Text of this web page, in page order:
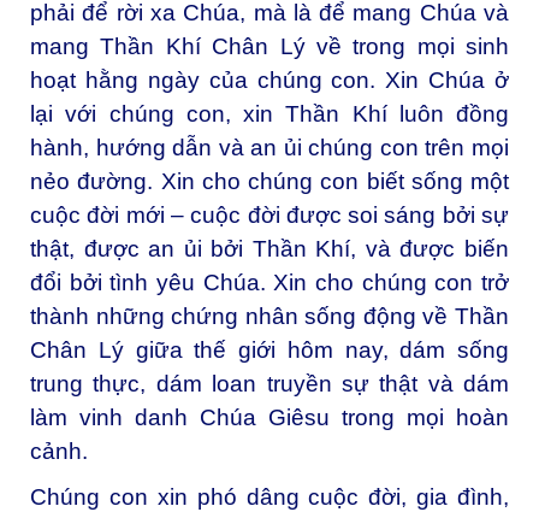
phải để rời xa Chúa, mà là để mang Chúa và
mang Thần Khí Chân Lý về trong mọi sinh
hoạt hằng ngày của chúng con. Xin Chúa ở
lại với chúng con, xin Thần Khí luôn đồng
hành, hướng dẫn và an ủi chúng con trên mọi
nẻo đường. Xin cho chúng con biết sống một
cuộc đời mới – cuộc đời được soi sáng bởi sự
thật, được an ủi bởi Thần Khí, và được biến
đổi bởi tình yêu Chúa. Xin cho chúng con trở
thành những chứng nhân sống động về Thần
Chân Lý giữa thế giới hôm nay, dám sống
trung thực, dám loan truyền sự thật và dám
làm vinh danh Chúa Giêsu trong mọi hoàn
cảnh.
Chúng con xin phó dâng cuộc đời, gia đình,